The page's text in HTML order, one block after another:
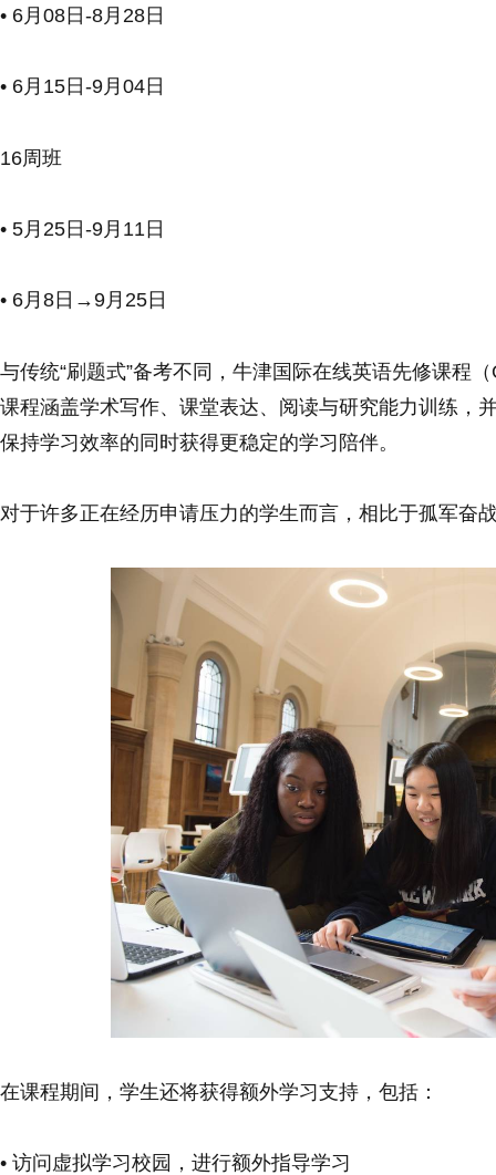
• 6月08日-8月28日
• 6月15日-9月04日
16周班
• 5月25日-9月11日
• 6月8日→9月25日
与传统“刷题式”备考不同，牛津国际在线英语先修课程
课程涵盖学术写作、课堂表达、阅读与研究能力训练，
保持学习效率的同时获得更稳定的学习陪伴。
对于许多正在经历申请压力的学生而言，相比于孤军奋
在课程期间，学生还将获得额外学习支持，包括：
• 访问虚拟学习校园，进行额外指导学习